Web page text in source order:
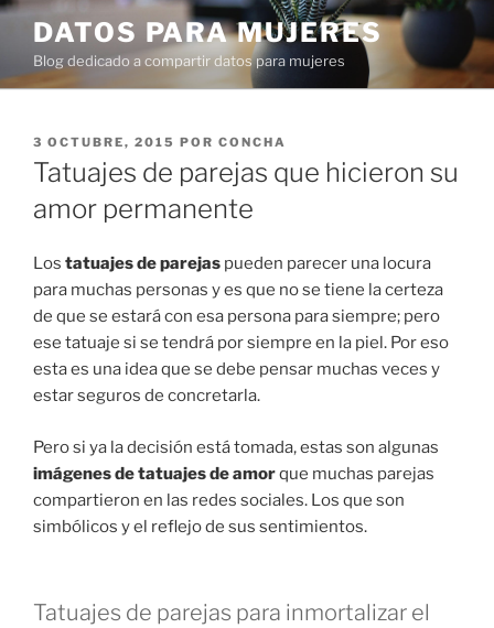
Ir
contenido
DATOS PARA MUJERES
Blog dedicado a compartir datos para mujeres
PUBLICADO
EN
3 OCTUBRE, 2015 POR CONCHA
Tatuajes de parejas que hicieron su
amor permanente
Los tatuajes de parejas pueden parecer una locura
para muchas personas y es que no se tiene la certeza
de que se estará con esa persona para siempre; pero
ese tatuaje si se tendrá por siempre en la piel. Por eso
esta es una idea que se debe pensar muchas veces y
estar seguros de concretarla.
Pero si ya la decisión está tomada, estas son algunas
imágenes de tatuajes de amorque muchas parejas
compartieron en las redes sociales. Los que son
simbólicos y el reflejo de sus sentimientos.
Tatuajes de parejas para inmortalizar el